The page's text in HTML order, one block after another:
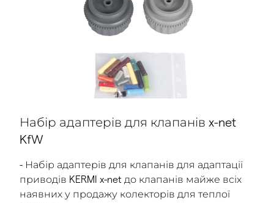
Набір адаптерів для клапанів x-net
KfW
- Набір адаптерів для клапанів для адаптації
приводів KERMI x-net до клапанів майже всіх
наявних у продажу колекторів для теплої